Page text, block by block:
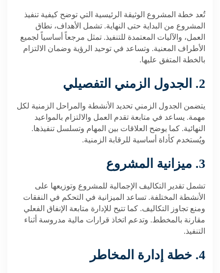
تُعد خطة المشروع الوثيقة الرئيسية التي توضح كيفية تنفيذ
المشروع من البداية حتى النهاية. تشمل الأهداف، نطاق
العمل، والآليات المعتمدة للتنفيذ. تمثل مرجعاً أساسياً لجميع
الأطراف المعنية. وتساعد في توحيد الرؤية وضمان الالتزام
بالخطة المتفق عليها.
2. الجدول الزمني التفصيلي
يتضمن الجدول الزمني تحديد الأنشطة والمراحل الزمنية لكل
مهمة. يساعد في متابعة تقدم العمل والالتزام بالمواعيد
النهائية. كما يوضح العلاقات بين المهام وتسلسل تنفيذها.
ويُستخدم كأداة أساسية للرقابة الزمنية.
3. ميزانية المشروع
تشمل تقدير التكاليف الإجمالية للمشروع وتوزيعها على
الأنشطة المختلفة. تساعد الميزانية في التحكم في النفقات
ومنع تجاوز التكاليف. كما تتيح للإدارة متابعة الإنفاق الفعلي
مقارنة بالمخطط. وتدعم اتخاذ قرارات مالية مدروسة أثناء
التنفيذ.
4. خطة إدارة المخاطر